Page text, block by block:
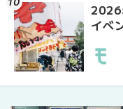
2026
イベ